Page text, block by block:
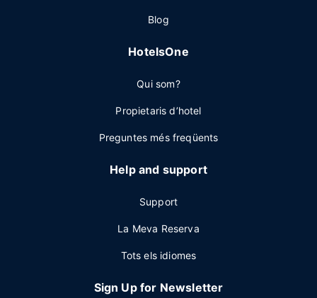
Blog
HotelsOne
Qui som?
Propietaris d’hotel
Preguntes més freqüents
Help and support
Support
La Meva Reserva
Tots els idiomes
Sign Up for Newsletter